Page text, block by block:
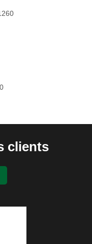
clients